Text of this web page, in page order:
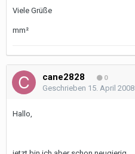
Viele Grüße
mm²
cane2828 0
Geschrieben 15. April 2008
Hallo,